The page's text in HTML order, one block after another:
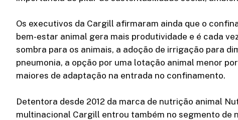
Os executivos da Cargill afirmaram ainda que o
bem-estar animal gera mais produtividade e é cada
sombra para os animais, a adoção de irrigação para
pneumonia, a opção por uma lotação animal menor
maiores de adaptação na entrada no confinamento.
Detentora desde 2012 da marca de nutrição animal
multinacional Cargill entrou também no segmento de